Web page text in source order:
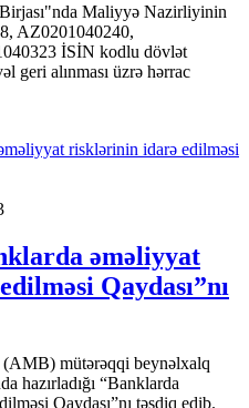
Maliyyə Nazirliyinin
AZ0201040240,
İSİN kodlu dövlət
geri alınması üzrə hərrac
əməliyyat
Qaydası”nı
mütərəqqi beynəlxalq
hazırladığı “Banklarda
Qaydası”nı təsdiq edib.